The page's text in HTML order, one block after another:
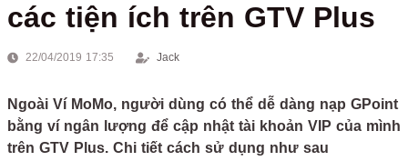
các tiện ích trên GTV Plus
22/04/2019 17:35 Jack
Ngoài Ví MoMo, người dùng có thể dễ dàng nạp GPoint
bằng ví ngân lượng để cập nhật tài khoản VIP của mình
trên GTV Plus. Chi tiết cách sử dụng như sau